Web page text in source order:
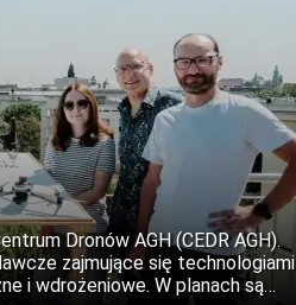
Dronów AGH (CEDR AGH).
zajmujące się technologiami
i wdrożeniowe. W planach są